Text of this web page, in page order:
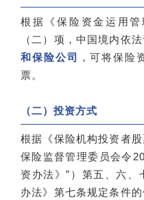
根据《保险资金运用
（二）项，中国境内依
和保险公司
，可将保险
票。
（二）投资方式
根据《保险机构投资者
保险监督管理委员会令
资办法》”）第五、六
办法》第七条规定条件